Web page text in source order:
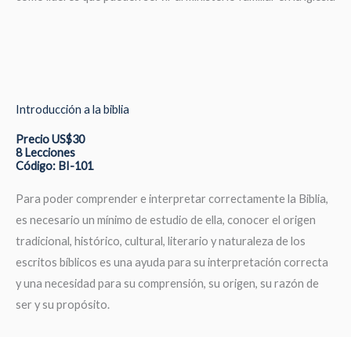
Introducción a la biblia
Precio US$30
8 Lecciones
Código: BI-101
Para poder comprender e interpretar correctamente la Biblia,
es necesario un mínimo de estudio de ella, conocer el origen
tradicional, histórico, cultural, literario y naturaleza de los
escritos bíblicos es una ayuda para su interpretación correcta
y una necesidad para su comprensión, su origen, su razón de
ser y su propósito.